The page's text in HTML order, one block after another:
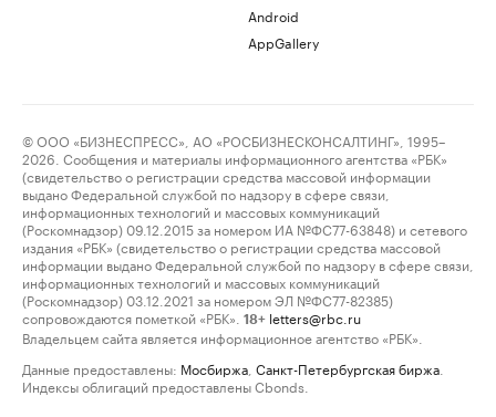
Android
AppGallery
© ООО «БИЗНЕСПРЕСС», АО «РОСБИЗНЕСКОНСАЛТИНГ», 1995–
2026. Сообщения и материалы информационного агентства «РБК»
(свидетельство о регистрации средства массовой информации
выдано Федеральной службой по надзору в сфере связи,
информационных технологий и массовых коммуникаций
(Роскомнадзор) 09.12.2015 за номером ИА №ФС77-63848) и сетевого
издания «РБК» (свидетельство о регистрации средства массовой
информации выдано Федеральной службой по надзору в сфере связи,
информационных технологий и массовых коммуникаций
(Роскомнадзор) 03.12.2021 за номером ЭЛ №ФС77-82385)
сопровождаются пометкой «РБК».
18+ letters@rbc.ru
Владельцем сайта является информационное агентство «РБК».
Данные предоставлены: Мосбиржа Санкт-Петербургская биржа
Индексы облигаций предоставлены Cbonds.